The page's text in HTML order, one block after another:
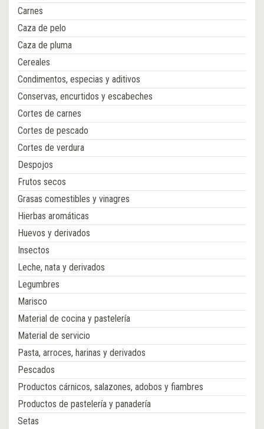
Carnes
Caza de pelo
Caza de pluma
Cereales
Condimentos, especias y aditivos
Conservas, encurtidos y escabeches
Cortes de carnes
Cortes de pescado
Cortes de verdura
Despojos
Frutos secos
Grasas comestibles y vinagres
Hierbas aromáticas
Huevos y derivados
Insectos
Leche, nata y derivados
Legumbres
Marisco
Material de cocina y pastelería
Material de servicio
Pasta, arroces, harinas y derivados
Pescados
Productos cárnicos, salazones, adobos y fiambres
Productos de pastelería y panadería
Setas